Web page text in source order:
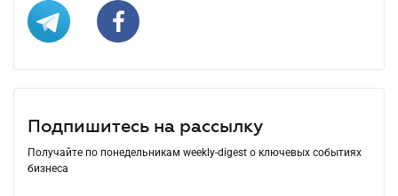
Подпишитесь на рассылку
Получайте по понедельникам weekly-digest о ключевых событиях
бизнеса